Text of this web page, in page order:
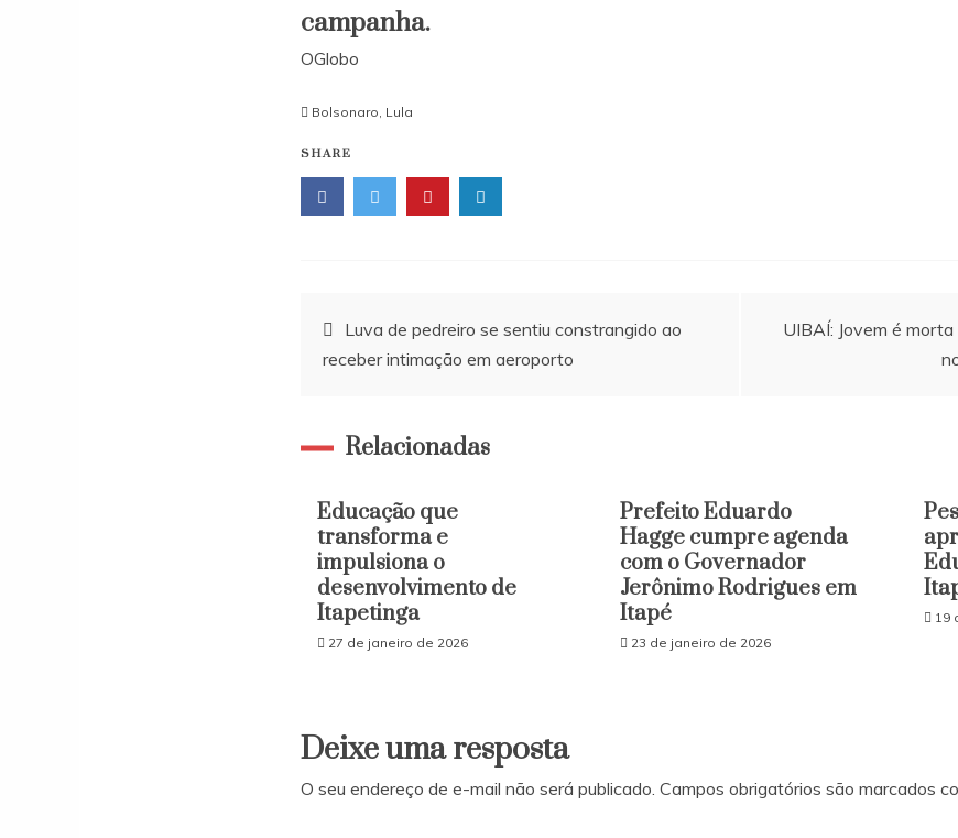
campanha.
OGlobo
Bolsonaro, Lula
SHARE
Navegação
de
Post
Luva de pedreiro se sentiu constrangido ao
receber intimação em aeroporto
UIBAÍ: Jovem é
Relacionadas
Educação que
transforma e
impulsiona o
desenvolvimento de
Itapetinga
27 de janeiro de 2026
Prefeito Eduardo
Hagge cumpre agenda
com o Governador
Jerônimo Rodrigues em
Itapé
23 de janeiro de 2026
19
Deixe uma resposta
O seu endereço de e-mail não será publicado. Campos obrigatórios são marcados